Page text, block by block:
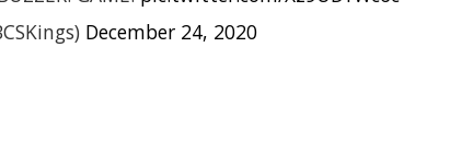
December 24, 2020